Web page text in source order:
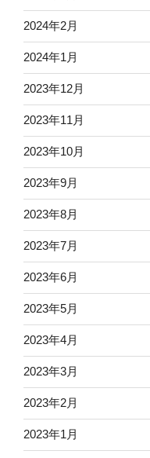
2024年2月
2024年1月
2023年12月
2023年11月
2023年10月
2023年9月
2023年8月
2023年7月
2023年6月
2023年5月
2023年4月
2023年3月
2023年2月
2023年1月